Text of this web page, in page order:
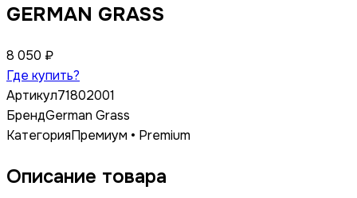
GERMAN GRASS
8 050 ₽
Где купить?
Артикул71802001
БрендGerman Grass
КатегорияПремиум • Premium
Описание товара